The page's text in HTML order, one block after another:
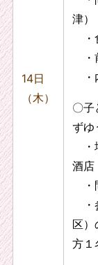
14日
（木）
津）
・
・
・
〇子
ずゆ
・
酒店
・
・
区）
方１